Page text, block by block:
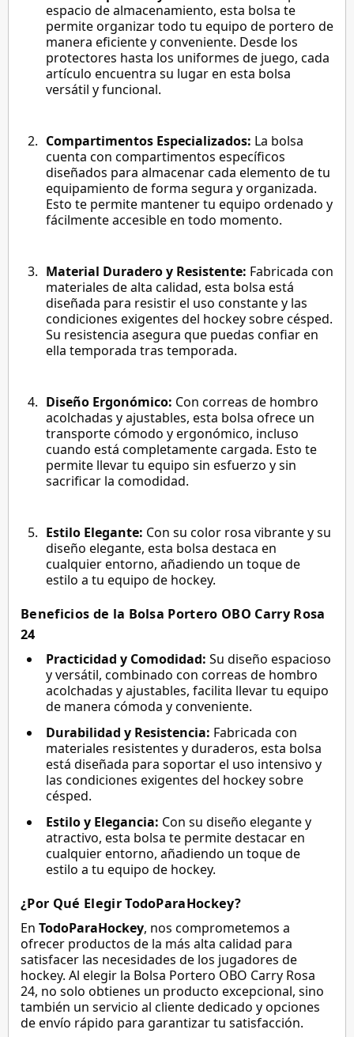
espacio de almacenamiento, esta bolsa te
permite organizar todo tu equipo de portero de
manera eficiente y conveniente. Desde los
protectores hasta los uniformes de juego, cada
artículo encuentra su lugar en esta bolsa
versátil y funcional.
Compartimentos Especializados: La bolsa
cuenta con compartimentos específicos
diseñados para almacenar cada elemento de tu
equipamiento de forma segura y organizada.
Esto te permite mantener tu equipo ordenado y
fácilmente accesible en todo momento.
Material Duradero y Resistente: Fabricada con
materiales de alta calidad, esta bolsa está
diseñada para resistir el uso constante y las
condiciones exigentes del hockey sobre césped.
Su resistencia asegura que puedas confiar en
ella temporada tras temporada.
Diseño Ergonómico: Con correas de hombro
acolchadas y ajustables, esta bolsa ofrece un
transporte cómodo y ergonómico, incluso
cuando está completamente cargada. Esto te
permite llevar tu equipo sin esfuerzo y sin
sacrificar la comodidad.
Estilo Elegante: Con su color rosa vibrante y su
diseño elegante, esta bolsa destaca en
cualquier entorno, añadiendo un toque de
estilo a tu equipo de hockey.
Beneficios de la Bolsa Portero OBO Carry Rosa
24
Practicidad y Comodidad: Su diseño espacioso
y versátil, combinado con correas de hombro
acolchadas y ajustables, facilita llevar tu equipo
de manera cómoda y conveniente.
Durabilidad y Resistencia: Fabricada con
materiales resistentes y duraderos, esta bolsa
está diseñada para soportar el uso intensivo y
las condiciones exigentes del hockey sobre
césped.
Estilo y Elegancia: Con su diseño elegante y
atractivo, esta bolsa te permite destacar en
cualquier entorno, añadiendo un toque de
estilo a tu equipo de hockey.
¿Por Qué Elegir TodoParaHockey?
En TodoParaHockey, nos comprometemos a
ofrecer productos de la más alta calidad para
satisfacer las necesidades de los jugadores de
hockey. Al elegir la Bolsa Portero OBO Carry Rosa
24, no solo obtienes un producto excepcional, sino
también un servicio al cliente dedicado y opciones
de envío rápido para garantizar tu satisfacción.